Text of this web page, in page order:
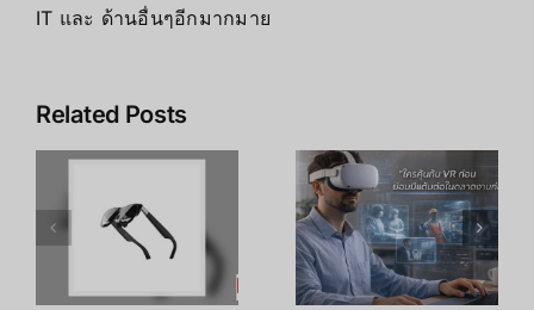
IT และ ด้านอื่นๆอีกมากมาย
Related Posts
Metaverse:
โอกาสทองที่
คุณเตรียมตัว
เพิ่ม
ประสิทธิภาพ
การเรียนรู้
ของพนักงาน
ด้วย